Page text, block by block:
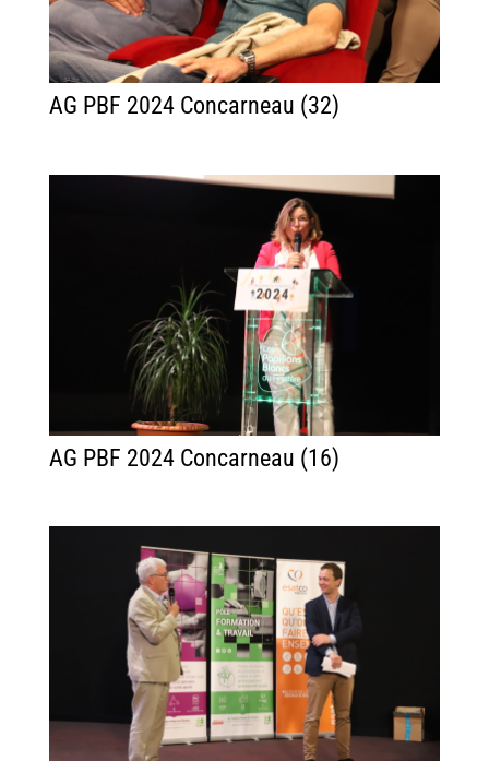
AG PBF 2024 Concarneau (32)
AG PBF 2024 Concarneau (16)